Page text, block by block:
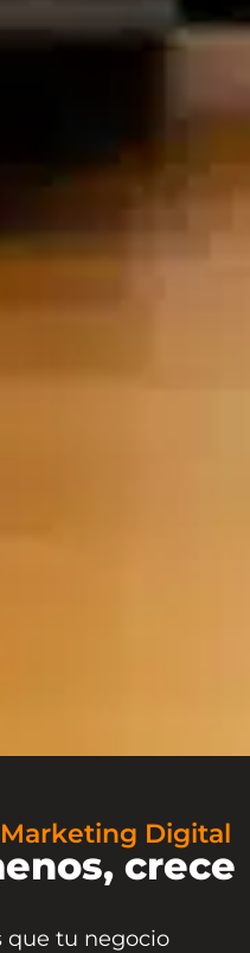
Digital
crece
que tu negocio